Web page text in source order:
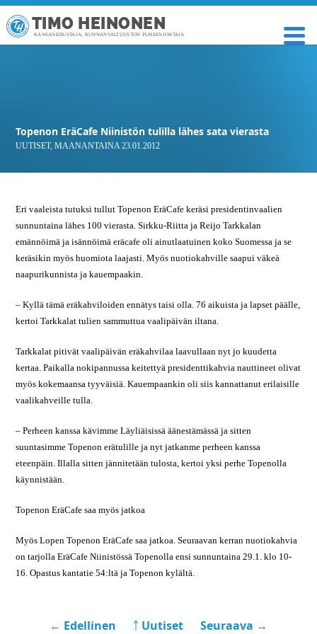
TIMO HEINONEN
KANSANEDUSTAJA, KUNNANVALTUUSTON PUHEENJOHTAJA
Topenon EräCafe Niinistön tulilla lähes sata vierasta
UUTISET,MAANANTAINA 23.01.2012
Eri vaaleista tutuksi tullut Topenon EräCafe keräsi presidentinvaalien
sunnuntaina lähes 100 vierasta. Sirkku-Riitta ja Reijo Tarkkalan
emännöimä ja isännöimä eräcafe oli ainutlaatuinen koko Suomessa ja se
keräsikin myös huomiota laajasti. Myös nuotiokahville saapui väkeä
naapurikunnista ja kauempaakin.
– Kyllä tämä eräkahviloiden ennätys taisi olla. 76 aikuista ja lapset päälle,
kertoi Tarkkalat tulien sammuttua vaalipäivän iltana.
Tarkkalat pitivät vaalipäivän eräkahvilaa laavullaan nyt jo kuudetta
kertaa. Paikalla nokipannussa keitettyä presidenttikahvia nauttineet olivat
myös kokemaansa tyyväisiä. Kauempaankin oli siis kannattanut erilaisille
vaalikahveille tulla.
– Perheen kanssa kävimme Läyliäisissä äänestämässä ja sitten
suuntasimme Topenon erätulille ja nyt jatkanme perheen kanssa
eteenpäin. Illalla sitten jännitetään tulosta, kertoi yksi perhe Topenolla
käynnistään.
Topenon EräCafe saa myös jatkoa
Myös Lopen Topenon EräCafe saa jatkoa. Seuraavan kerran nuotiokahvia
on tarjolla EräCafe Niinistössä Topenolla ensi sunnuntaina 29.1. klo 10-
16. Opastus kantatie 54:ltä ja Topenon kylältä.
← Edellinen ￪ Uutiset Seuraava →